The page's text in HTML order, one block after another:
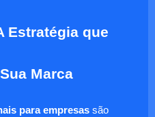
Estratégia que
Marca
para empresas são